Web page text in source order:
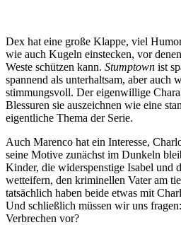
Dex hat eine große Klappe, viel
wie auch Kugeln einstecken, vor
Weste schützen kann. Stumptown ist
spannend als unterhaltsam, aber auch
stimmungsvoll. Der eigenwillige
Blessuren sie auszeichnen wie eine
eigentliche Thema der Serie.
Auch Marenco hat ein Interesse,
seine Motive zunächst im Dunkeln
Kinder, die widerspenstige Isabel und
wetteifern, den kriminellen Vater am
tatsächlich haben beide etwas mit
Und schließlich müssen wir uns
Verbrechen vor?